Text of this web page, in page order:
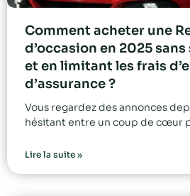
Comment acheter une
d’occasion en 2025
et en limitant les frais
d’assurance ?
Vous regardez des annonces
hésitant entre un coup de cœur
Lire la suite »